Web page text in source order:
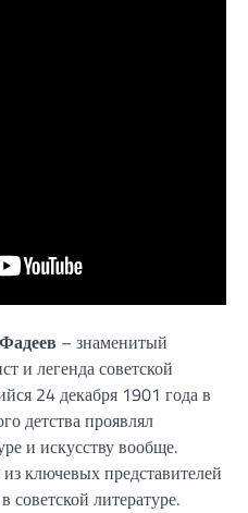
– знаменитый
и легенда советской
24 декабря 1901 года в
детства проявлял
и искусству вообще.
ключевых представителей
советской литературе.